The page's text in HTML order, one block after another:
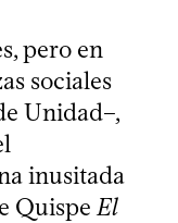
pero en
sociales
Unidad–,
inusitada
QuispeEl